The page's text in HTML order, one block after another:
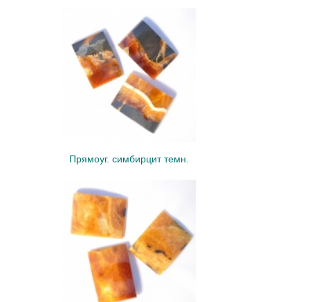
Прямоуг. симбирцит темн.